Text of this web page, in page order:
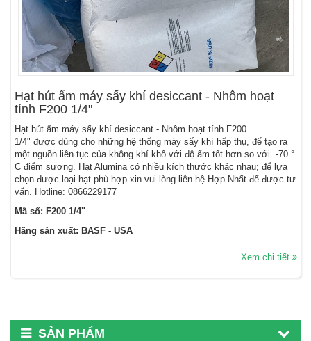
Hạt hút ẩm máy sấy khí desiccant - Nhôm hoạt
tính F200 1/4"
Hạt hút ẩm máy sấy khí desiccant - Nhôm hoạt tính F200
1/4" được dùng cho những hệ thống máy sấy khí hấp thụ, để tạo ra
một nguồn liên tục của không khí khô với độ ẩm tốt hơn so với -70 °
C điểm sương. Hạt Alumina có nhiều kích thước khác nhau; để lựa
chọn được loại hạt phù hợp xin vui lòng liên hệ Hợp Nhất để được tư
vấn. Hotline: 0866229177
Mã số: F200 1/4"
Hãng sản xuất: BASF - USA
Xem chi tiết
SẢN PHẨM